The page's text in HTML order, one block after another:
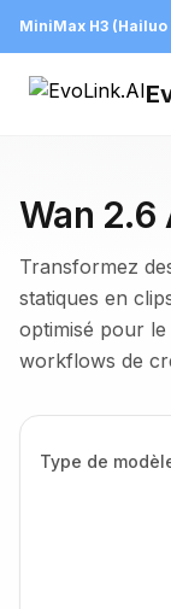
Wan 2.6
Transformez
statiques en
optimisé pour
workflows de
Type de